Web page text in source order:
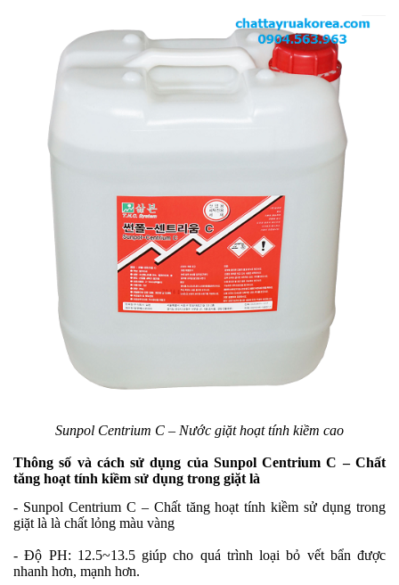
Sunpol Centrium C – Nước giặt hoạt tính kiềm cao
Thông số và cách sử dụng của Sunpol Centrium C – Chất
tăng hoạt tính kiềm sử dụng trong giặt là
- Sunpol Centrium C – Chất tăng hoạt tính kiềm sử dụng trong
giặt là là chất lỏng màu vàng
- Độ PH: 12.5~13.5 giúp cho quá trình loại bỏ vết bẩn được
nhanh hơn, mạnh hơn.